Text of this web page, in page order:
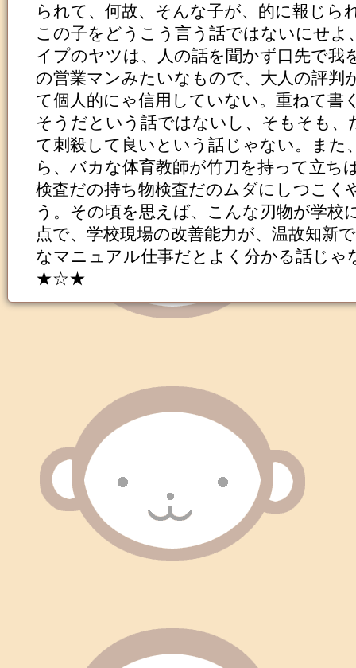
られて、何故、そんな子が、的に報じら
この子をどうこう言う話ではないにせよ
イプのヤツは、人の話を聞かず口先で我
の営業マンみたいなもので、大人の評判
て個人的にゃ信用していない。重ねて書
そうだという話ではないし、そもそも、
て刺殺して良いという話じゃない。また
ら、バカな体育教師が竹刀を持って立ち
検査だの持ち物検査だのムダにしつこく
う。その頃を思えば、こんな刃物が学校
点で、学校現場の改善能力が、温故知新
なマニュアル仕事だとよく分かる話じゃ
★☆★